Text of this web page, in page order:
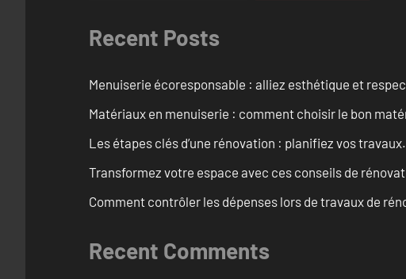
Recent Posts
Menuiserie écoresponsable : alliez esthétique et
Matériaux en menuiserie : comment choisir le bon
Les étapes clés d’une rénovation : planifiez vos travaux.
Transformez votre espace avec ces conseils de
Comment contrôler les dépenses lors de travaux de
Recent Comments